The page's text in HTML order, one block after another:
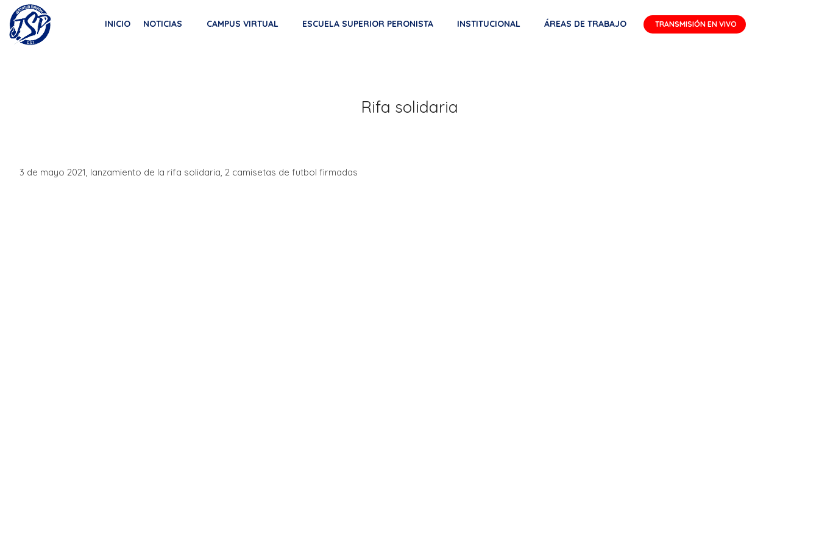
Saltar
contenido
JUVENTUD SINDICAL DE LA CGT
INICIO NOTICIAS CAMPUS VIRTUAL ESCUELA SUPERIOR PERONISTA INSTITUCIONAL ÁREAS DE TRABAJO TRANSMISIÓN EN VIVO
Rifa solidaria
3 de mayo 2021, lanzamiento de la rifa solidaria, 2 camisetas de futbol firmadas